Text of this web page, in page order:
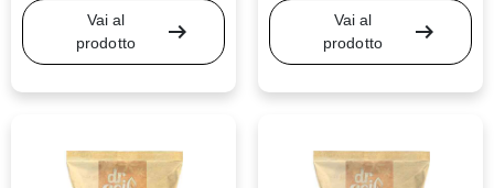
Vai al
prodotto
arrow_right_alt
Vai al
prodotto
arrow_right_alt